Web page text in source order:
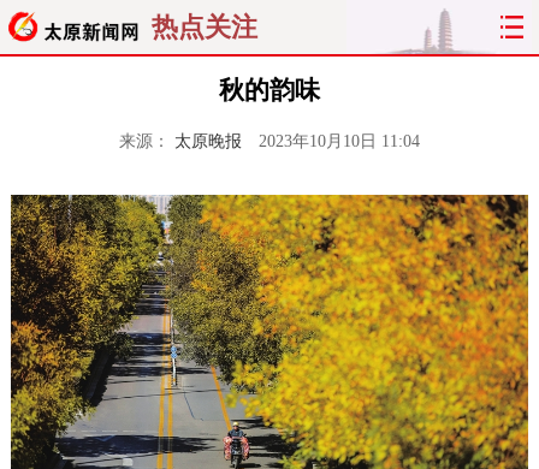
热点关注
秋的韵味
来源： 太原晚报 2023年10月10日 11:04